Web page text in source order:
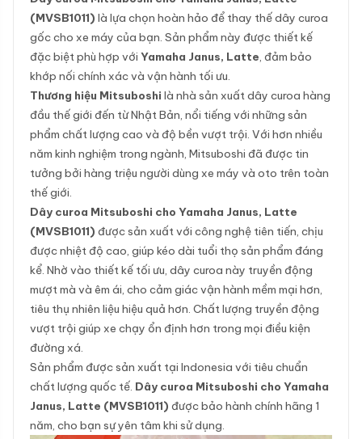
(MVSB1011) là lựa chọn hoàn hảo để thay thế dây curoa
gốc cho xe máy của bạn. Sản phẩm này được thiết kế
đặc biệt phù hợp với Yamaha Janus, Latte, đảm bảo
khớp nối chính xác và vận hành tối ưu.
Thương hiệu Mitsuboshi là nhà sản xuất dây curoa hàng
đầu thế giới đến từ Nhật Bản, nổi tiếng với những sản
phẩm chất lượng cao và độ bền vượt trội. Với hơn nhiều
năm kinh nghiệm trong ngành, Mitsuboshi đã được tin
tưởng bởi hàng triệu người dùng xe máy và oto trên toàn
thế giới.
Dây curoa Mitsuboshi cho Yamaha Janus, Latte
(MVSB1011) được sản xuất với công nghệ tiên tiến, chịu
được nhiệt độ cao, giúp kéo dài tuổi thọ sản phẩm đáng
kể. Nhờ vào thiết kế tối ưu, dây curoa này truyền động
mượt mà và êm ái, cho cảm giác vận hành mềm mại hơn,
tiêu thụ nhiên liệu hiệu quả hơn. Chất lượng truyền động
vượt trội giúp xe chạy ổn định hơn trong mọi điều kiện
đường xá.
Sản phẩm được sản xuất tại Indonesia với tiêu chuẩn
chất lượng quốc tế. Dây curoa Mitsuboshi cho Yamaha
Janus, Latte (MVSB1011) được bảo hành chính hãng 1
năm, cho bạn sự yên tâm khi sử dụng.